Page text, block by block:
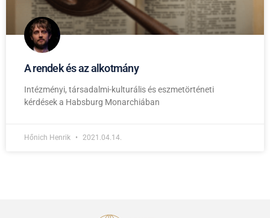
A rendek és az alkotmány
Intézményi, társadalmi-kulturális és eszmetörténeti
kérdések a Habsburg Monarchiában
Hőnich Henrik 2021.04.14.